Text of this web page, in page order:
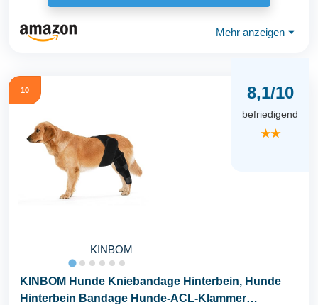
Mehr anzeigen ⏷
10
KINBOM
8,1/10
befriedigend
★★
KINBOM Hunde Kniebandage Hinterbein, Hunde
Hinterbein Bandage Hunde-ACL-Klammer